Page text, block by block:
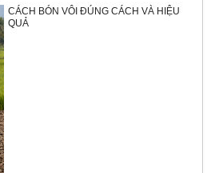
CÁCH BÓN VÔI ĐÚNG CÁCH VÀ HIỆU
QUẢ